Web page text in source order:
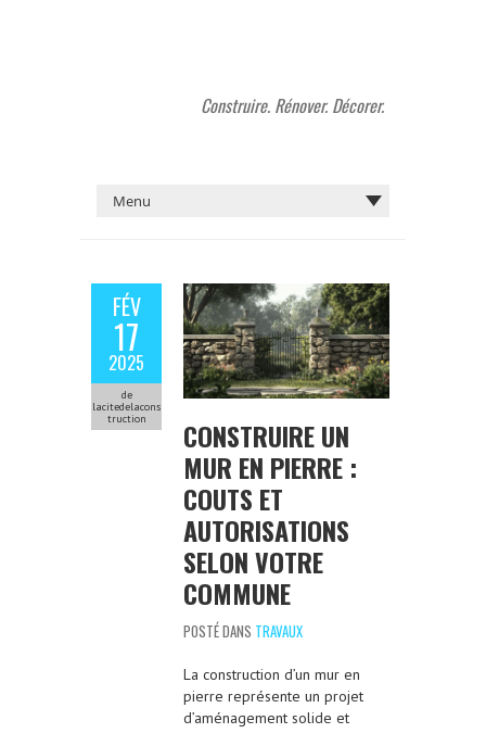
Construire. Rénover. Décorer.
FÉV
17
2025
de
lacitedelacons
truction
CONSTRUIRE UN
MUR EN PIERRE :
COUTS ET
AUTORISATIONS
SELON VOTRE
COMMUNE
POSTÉ DANS TRAVAUX
La construction d’un mur en
pierre représente un projet
d’aménagement solide et